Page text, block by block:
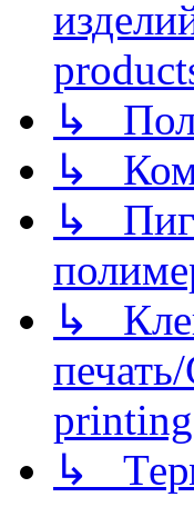
↳
↳
↳
↳
printing
↳